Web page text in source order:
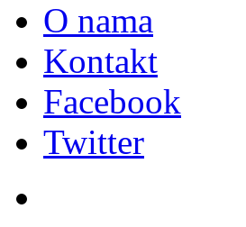
O nama
Kontakt
Facebook
Twitter